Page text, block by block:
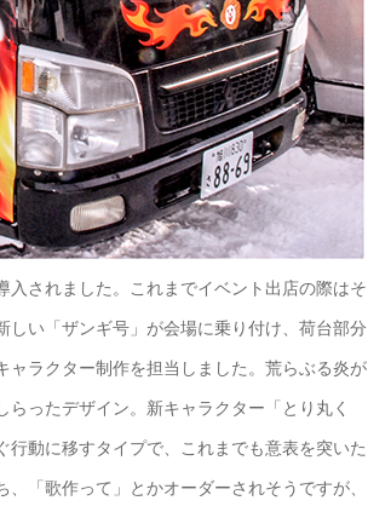
されました。これまでイベント出店の際はそ
い「ザンギ号」が会場に乗り付け、荷台部分
ラクター制作を担当しました。荒らぶる炎が
ったデザイン。新キャラクター「とり丸く
動に移すタイプで、これまでも意表を突いた
「歌作って」とかオーダーされそうですが、